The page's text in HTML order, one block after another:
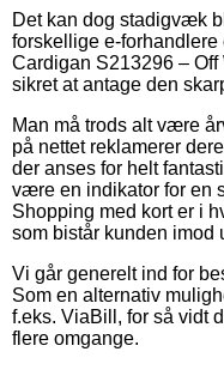
Det kan dog stadigvæk
forskellige e-
Cardigan S213296 –
sikret at antage den
Man må trods alt være
på nettet reklamerer
der anses for helt
være en indikator for en
Shopping med kort er i
som bistår kunden imod
Vi går generelt ind for
Som en alternativ
f.eks. ViaBill, for så vidt
flere omgange.